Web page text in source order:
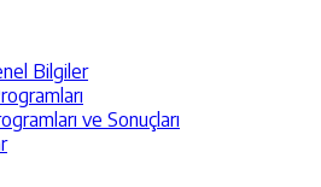
Bilgiler
ve Sonuçları